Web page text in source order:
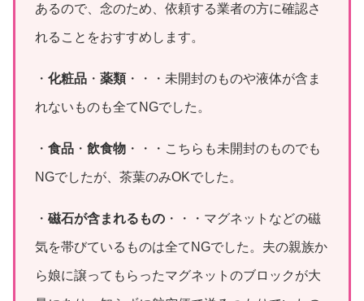
あるので、念のため、依頼する業者の方に確認さ
れることをおすすめします。
・ 化粧品 ・ 薬類・・・未開封のものや液体が含ま
れないものも全てNGでした。
・ 食品 ・ 飲食物 ・・・こちらも未開封のものでも
NGでしたが、茶葉のみOKでした。
・ 磁石が含まれるもの ・・・マグネットなどの磁
気を帯びているものは全てNGでした。夫の親族か
ら娘に譲ってもらったマグネットのブロックが大